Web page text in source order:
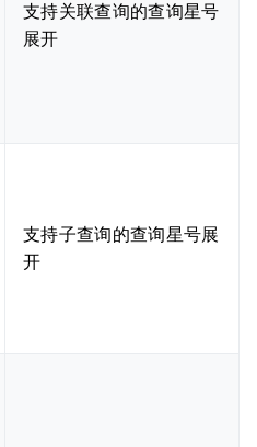
支持关联查询的查询星号
展开
支持子查询的查询星号展
开